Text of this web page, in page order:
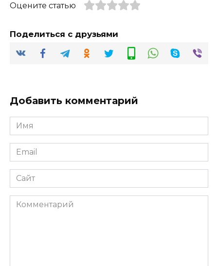
Оцените статью
Поделиться с друзьями
Добавить комментарий
Имя
*
Email
*
Сайт
Комментарий